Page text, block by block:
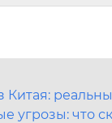
угрозы: что